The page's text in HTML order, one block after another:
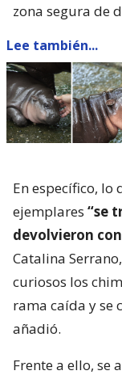
zona segura de
Lee también...
En específico,
ejemplares “se
devolvieron
Catalina
curiosos los
rama caída y se
añadió.
Frente a ello, se